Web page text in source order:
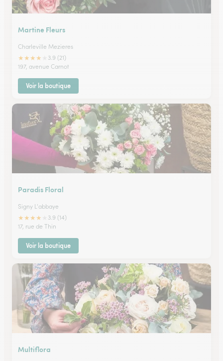
Martine Fleurs
Charleville Mezieres
★★★★
3.9 (21)
197, avenue Carnot
Voir la boutique
Paradis Floral
Signy L'abbaye
★★★★
3.9 (14)
17, rue de Thin
Voir la boutique
Multiflora